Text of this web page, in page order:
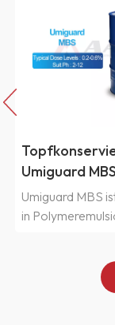
Umiguard
Pigmentpaste
Umiguard MBS
in
MBS hat eine